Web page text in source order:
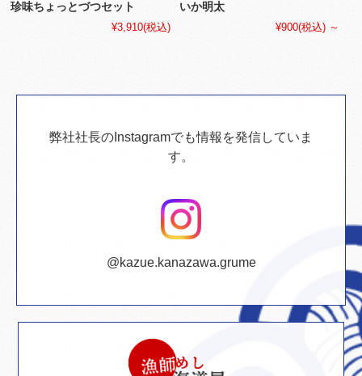
珍味ちょっとづつセット
¥3,910(税込)
いか明太
¥900(税込) ～
弊社社長のInstagramでも情報を発信していま
す。
@kazue.kanazawa.grume